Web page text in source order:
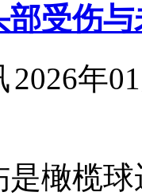
受伤
2026年
是橄榄